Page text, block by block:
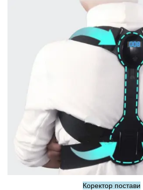
Коректор постави